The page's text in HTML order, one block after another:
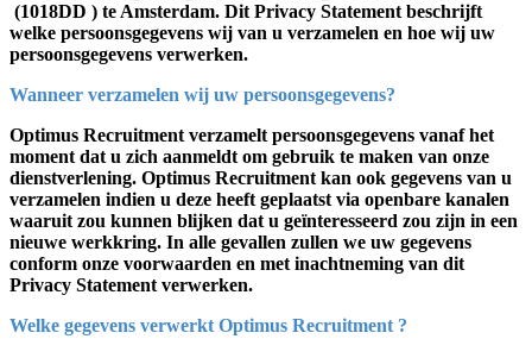
(1018DD ) te Amsterdam. Dit Privacy Statement beschrijft
welke persoonsgegevens wij van u verzamelen en hoe wij uw
persoonsgegevens verwerken.
Wanneer verzamelen wij uw persoonsgegevens?
Optimus Recruitment verzamelt persoonsgegevens vanaf het
moment dat u zich aanmeldt om gebruik te maken van onze
dienstverlening. Optimus Recruitment kan ook gegevens van u
verzamelen indien u deze heeft geplaatst via openbare kanalen
waaruit zou kunnen blijken dat u geïnteresseerd zou zijn in een
nieuwe werkkring. In alle gevallen zullen we uw gegevens
conform onze voorwaarden en met inachtneming van dit
Privacy Statement verwerken.
Welke gegevens verwerkt Optimus Recruitment ?